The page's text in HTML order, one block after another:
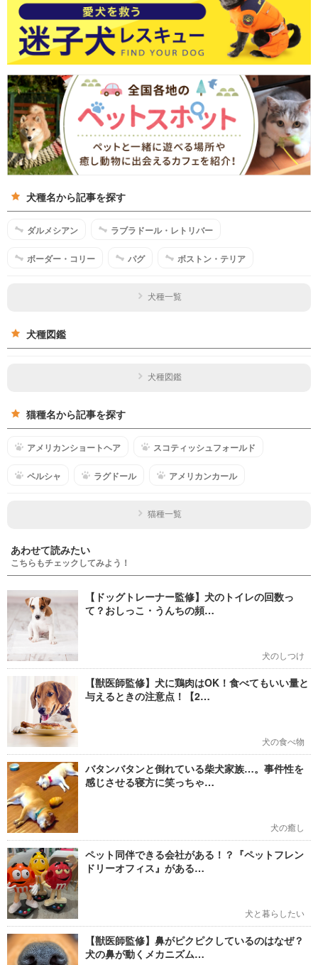
犬種名から記事を探す
ダルメシアン ラブラドール・レトリバー
ボーダー・コリー パグ ボストン・テリア
犬種一覧
犬種図鑑
犬種図鑑
猫種名から記事を探す
アメリカンショートヘア スコティッシュフォールド
ペルシャ ラグドール アメリカンカール
猫種一覧
あわせて読みたい
こちらもチェックしてみよう！
【ドッグトレーナー監修】犬のトイレの回数っ
て？おしっこ・うんちの頻…
犬のしつけ
【獣医師監修】犬に鶏肉はOK！食べてもいい量と
与えるときの注意点！【2…
犬の食べ物
バタンバタンと倒れている柴犬家族…。事件性を
感じさせる寝方に笑っちゃ…
犬の癒し
ペット同伴できる会社がある！？『ペットフレン
ドリーオフィス』がある…
犬と暮らしたい
【獣医師監修】鼻がピクピクしているのはなぜ？
犬の鼻が動くメカニズム…